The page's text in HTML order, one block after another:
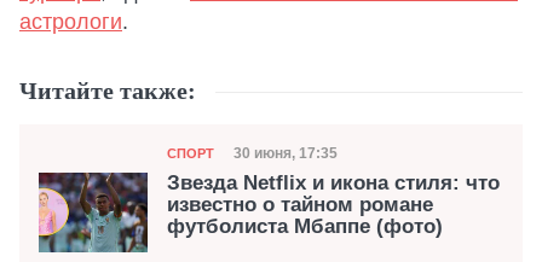
астрологи.
Читайте также:
Категория
СПОРТ Дата публикации
30 июня, 17:35
Звезда Netflix и икона стиля: что
известно о тайном романе
футболиста Мбаппе (фото)